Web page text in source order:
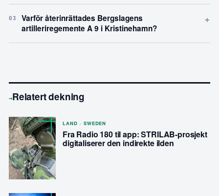
03
Varför återinrättades Bergslagens
artilleriregemente A 9 i Kristinehamn?
+
→Relatert dekning
LAND · SWEDEN
Fra Radio 180 til app: STRILAB-prosjekt
digitaliserer den indirekte ilden